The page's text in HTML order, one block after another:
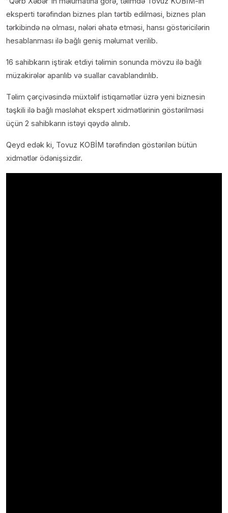
eksperti tərəfindən biznes plan tərtib edilməsi, biznes plan
tərkibində nə olması, nələri əhatə etməsi, hansı göstəricilərin
hesablanması ilə bağlı geniş məlumat verilib.
16 sahibkarın iştirak etdiyi təlimin sonunda mövzu ilə bağlı
müzakirələr aparılıb və suallar cavablandırılıb.
Təlim çərçivəsində müxtəlif istiqamətlər üzrə yeni biznesin
təşkili ilə bağlı məsləhət ekspert xidmətlərinin göstərilməsi
üçün 2 sahibkarın istəyi qəydə alınıb.
Qeyd edək ki, Tovuz KOBİM tərəfindən göstərilən bütün
xidmətlər ödənişsizdir.